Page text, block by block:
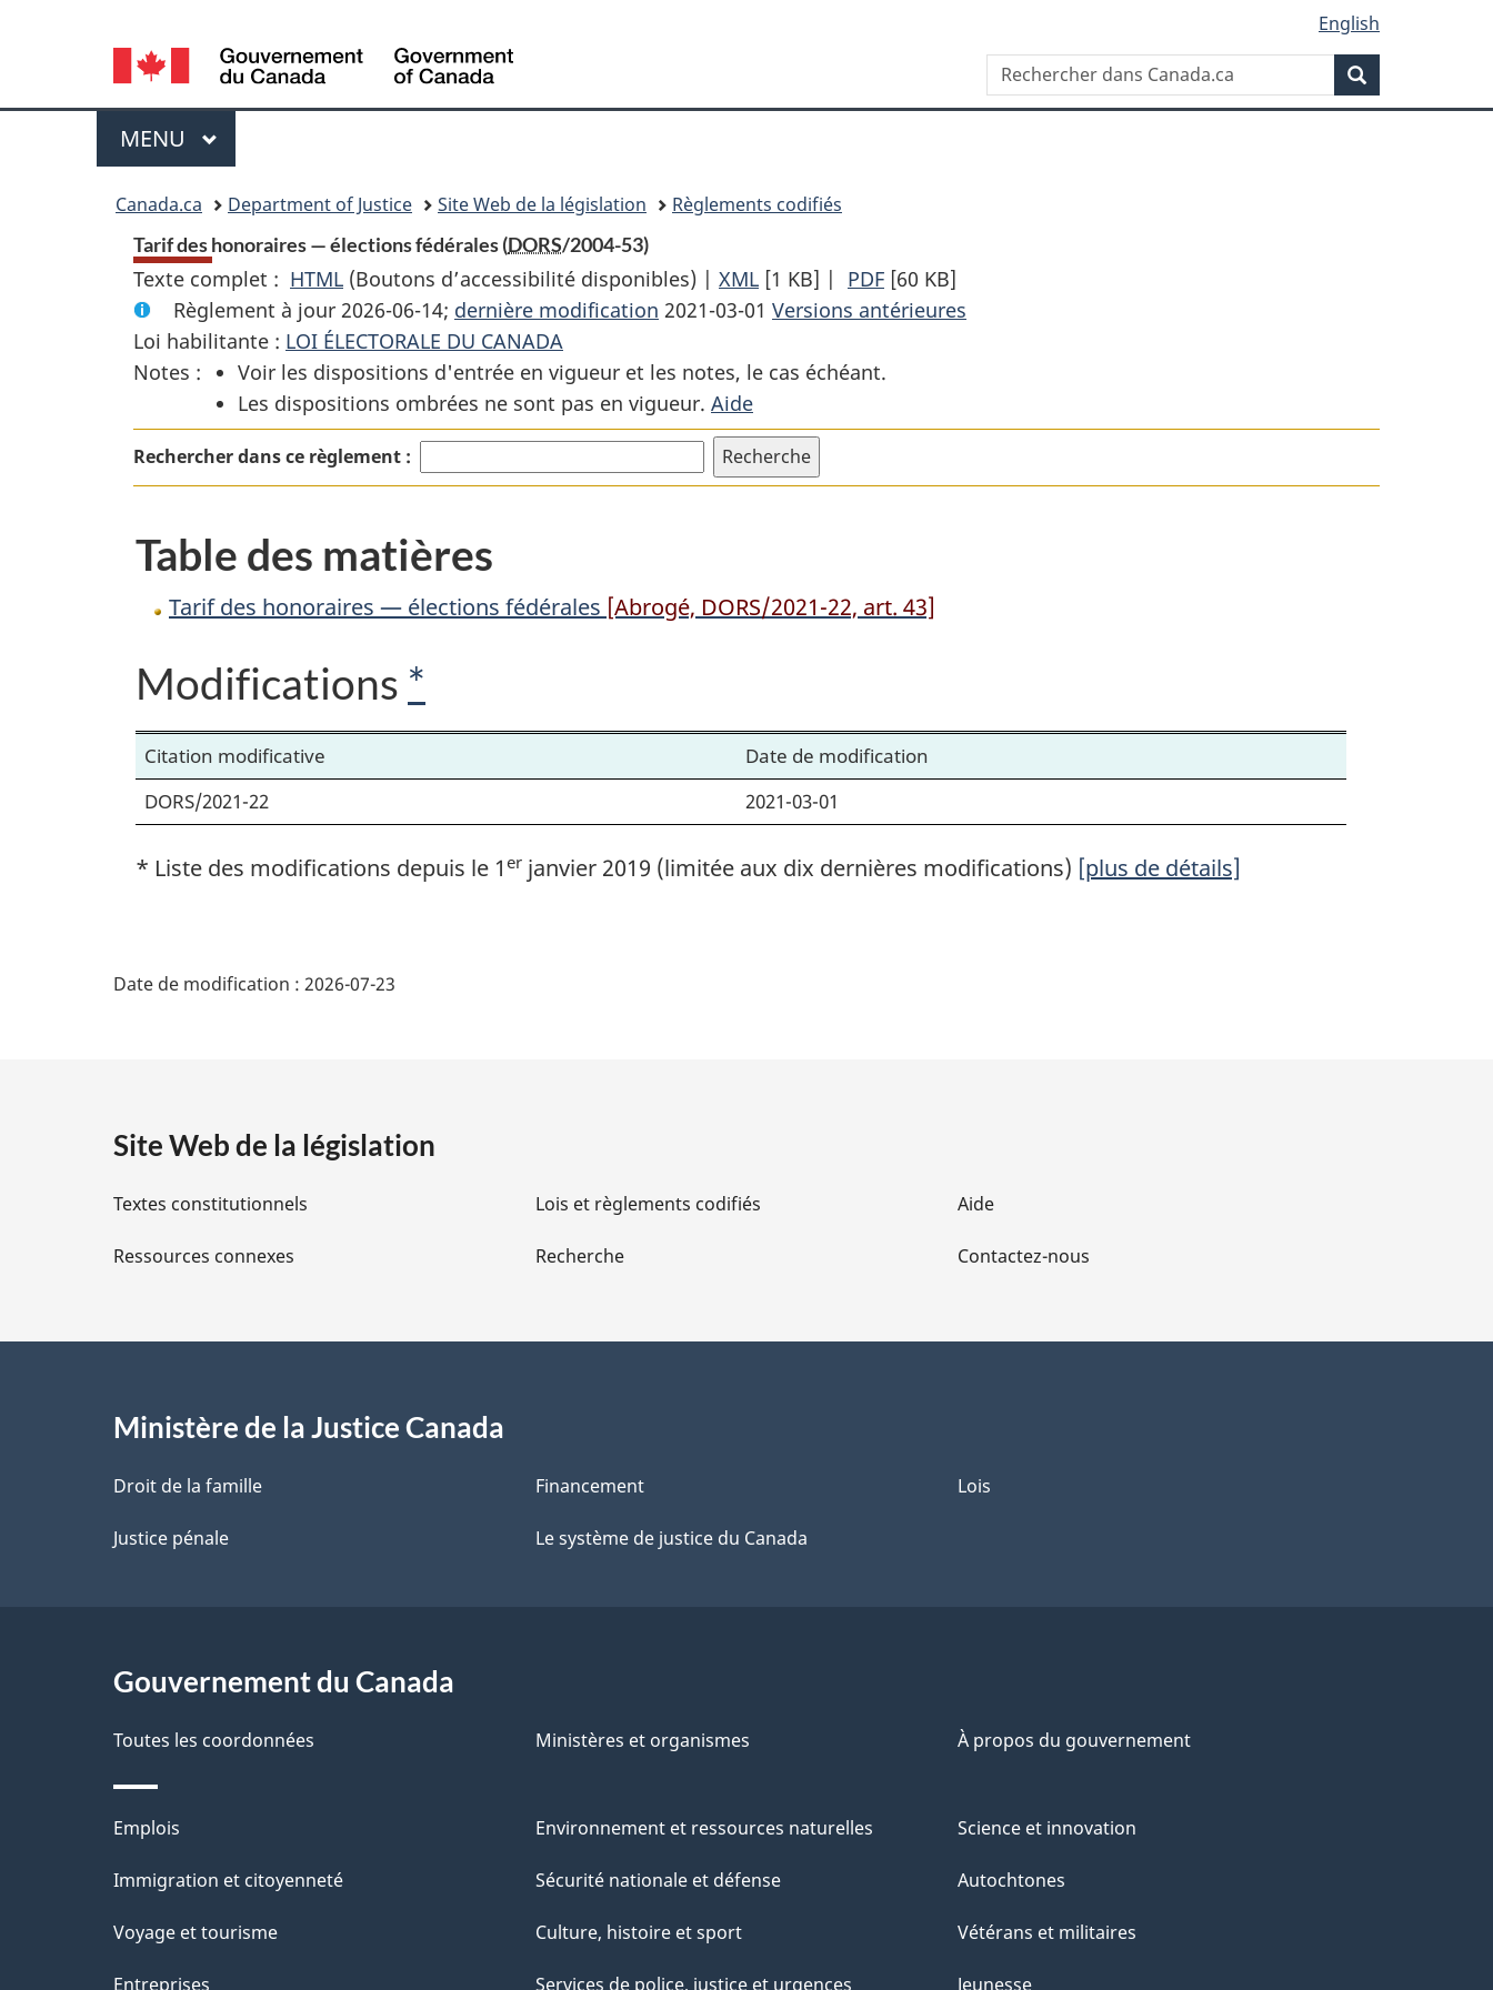
principal
À
site
version
Language
selection
English
Rechercher
dans
Canada.ca
Menu
MENU PRINCIPAL
Canada.ca Department of Justice Site Web de la législation
Règlements codifiés
Tarif des honoraires — élections fédérales (DORS/2004-53)
Texte complet : HTML Texte
complet
:
Tarif
des
honoraires
—
(Boutons d’accessibilité disponibles) | XML Texte
complet
Tarif
honoraires
—
[1 KB] | PDF Texte
complet
Tarif
honoraires
[60 KB]
Règlement à jour 2026-06-14; dernière modification 2021-03-01 Versions antérieures
Loi habilitante : LOI ÉLECTORALE DU CANADA
Notes :
Voir les dispositions d'entrée en vigueur et les notes, le cas échéant.
Les dispositions ombrées ne sont pas en vigueur. Aide
Rechercher dans ce règlement :
Table des matières
Tarif des honoraires — élections fédérales [Abrogé, DORS/2021-22, art. 43]
Modifications *
Citation modificative
Date de modification
DORS/2021-22
2021-03-01
* Liste des modifications depuis le 1 er janvier 2019 (limitée aux dix dernières modifications) [plus de détails]
i
l
s
l
a
p
e
Date de modification : 2026-07-23
Site Web de la législation
Textes constitutionnels
Ressources connexes
Lois et règlements codifiés
Recherche
Aide
Contactez-nous
Ministère de la Justice Canada
Droit de la famille
Justice pénale
Financement
Le système de justice du Canada
Lois
Gouvernement du Canada
Toutes les coordonnées Ministères et organismes À propos du gouvernement
Thèmes
et
Emplois
Immigration et citoyenneté
Voyage et tourisme
Entreprises
Environnement et ressources naturelles
Sécurité nationale et défense
Culture, histoire et sport
Services de police, justice et urgences
Science et innovation
Autochtones
Vétérans et militaires
Jeunesse